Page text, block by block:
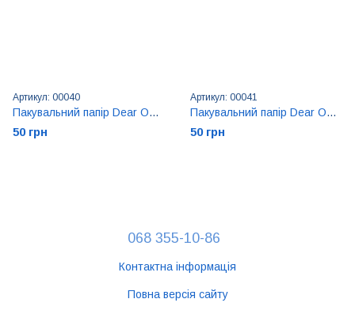
Артикул: 00040
Пакувальний папір Dear Owl ''Peony''
50 грн
Артикул: 00041
Пакувальний папір Dear Owl ''Tender Blue''
50 грн
068 355-10-86
Контактна інформація
Повна версія сайту